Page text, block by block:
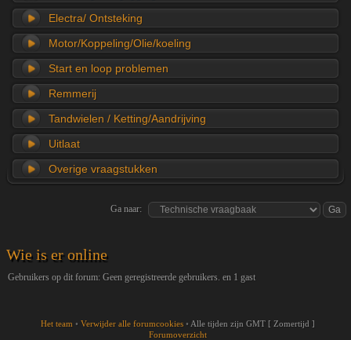
Electra/ Ontsteking
Motor/Koppeling/Olie/koeling
Start en loop problemen
Remmerij
Tandwielen / Ketting/Aandrijving
Uitlaat
Overige vraagstukken
Ga naar:
Wie is er online
Gebruikers op dit forum: Geen geregistreerde gebruikers. en 1 gast
Het team • Verwijder alle forumcookies • Alle tijden zijn GMT [ Zomertijd ]
Forumoverzicht